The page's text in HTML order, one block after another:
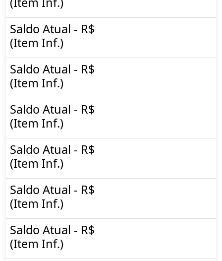
Saldo Atual - R$
(Item Inf.)
Saldo Atual - R$
(Item Inf.)
Saldo Atual - R$
(Item Inf.)
Saldo Atual - R$
(Item Inf.)
Saldo Atual - R$
(Item Inf.)
Saldo Atual - R$
(Item Inf.)